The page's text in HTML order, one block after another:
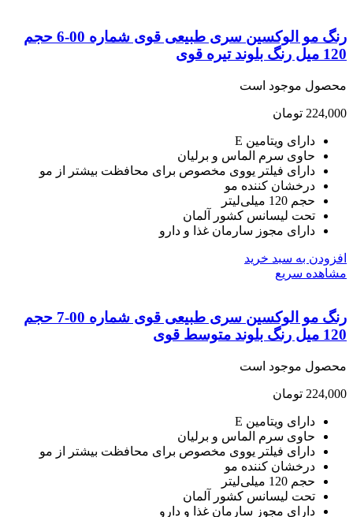
رنگ مو الوکسین سری طبیعی قوی شماره 00-6 حجم
قوی
موجود است
تومان
دارای ویتامین E
حاوی سرم الماس و برلیان
دارای فیلتر یووی مخصوص برای محافظت بیشتر از مو
درخشان کننده مو
حجم 120 میلی‌لیتر
تحت لیسانس کشور آلمان
دارای مجوز سارمان غذا و دارو
به سبد خرید
سریع
رنگ مو الوکسین سری طبیعی قوی شماره 00-7 حجم
قوی
موجود است
تومان
دارای ویتامین E
حاوی سرم الماس و برلیان
دارای فیلتر یووی مخصوص برای محافظت بیشتر از مو
درخشان کننده مو
حجم 120 میلی‌لیتر
تحت لیسانس کشور آلمان
دارای مجوز سارمان غذا و دارو